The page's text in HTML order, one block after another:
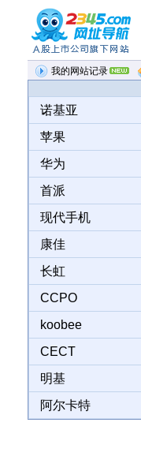
我的网站记录
最近浏览记录
暂无历史浏览记录
诺基亚
苹果
华为
首派
现代手机
康佳
长虹
CCPO
koobee
CECT
明基
阿尔卡特